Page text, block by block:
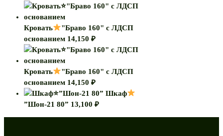
Кровать
"Браво 160" с ЛДСП
основанием 14,150 ₽
Кровать
"Браво 160" с ЛДСП
основанием 14,150 ₽
Шкаф
”Шон-21 80” 13,100 ₽